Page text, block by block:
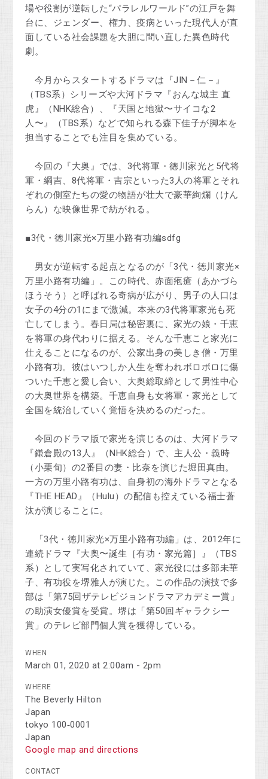
場や役割が逆転した“パラレルワールド”の江戸を舞
台に、ジェンダー、権力、疫病といった現代人が直
面している社会課題を大胆に問い直した異色時代
劇。
今月からスタートするドラマは『JIN－仁－』
（TBS系）シリーズや大河ドラマ『おんな城主 直
虎』（NHK総合）、『天国と地獄〜サイコな2
人〜』（TBS系）などで知られる森下佳子が脚本を
担当することでも注目を集めている。
今回の『大奥』では、3代将軍・徳川家光と5代将
軍・綱吉、8代将軍・吉宗といった3人の将軍とそれ
ぞれの側室たちの愛の物語が壮大で豪華絢爛（けん
らん）な映像世界で紡がれる。
■3代・徳川家光×万里小路有功編sdfg
男女が逆転する起点となるのが「3代・徳川家光×
万里小路有功編」。この時代、赤面疱瘡（あかづら
ほうそう）と呼ばれる奇病が広がり、男子の人口は
女子の4分の1にまで激減。本来の3代将軍家光も死
亡してしまう。春日局は秘密裏に、家光の娘・千恵
を将軍の身代わりに据える。そんな千恵こと家光に
仕えることになるのが、公家出身の美しき僧・万里
小路有功。彼はいつしか人生を奪われボロボロに傷
ついた千恵と愛し合い、大奥総取締として男性中心
の大奥世界を構築。千恵自身も女将軍・家光として
全国を統治していく覚悟を決めるのだった。
今回のドラマ版で家光を演じるのは、大河ドラマ
『鎌倉殿の13人』（NHK総合）で、主人公・義時
（小栗旬）の2番目の妻・比奈を演じた堀田真由。
一方の万里小路有功は、自身初の海外ドラマとなる
『THE HEAD』（Hulu）の配信も控えている福士蒼
汰が演じることに。
「3代・徳川家光×万里小路有功編」は、2012年に
連続ドラマ『大奥〜誕生［有功・家光篇］』（TBS
系）として実写化されていて、家光役には多部未華
子、有功役を堺雅人が演じた。この作品の演技で多
部は「第75回ザテレビジョンドラマアカデミー賞」
の助演女優賞を受賞。堺は「第50回ギャラクシー
賞」のテレビ部門個人賞を獲得している。
WHEN
March 01, 2020 at 2:00am - 2pm
WHERE
The Beverly Hilton
Japan
tokyo 100‑0001
Japan
Google map and directions
CONTACT